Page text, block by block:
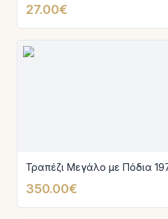
27.00€
Τραπέζι Μεγάλο με Πόδια
350.00€